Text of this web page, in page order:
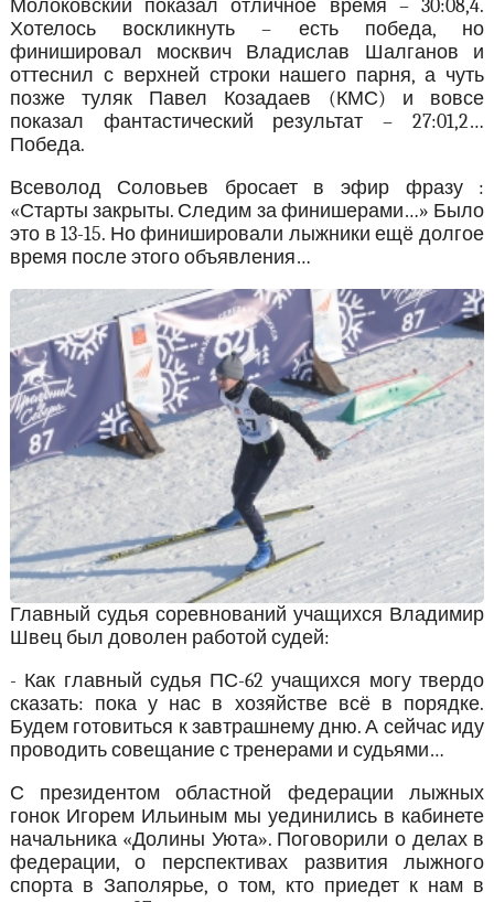
Молоковский показал отличное время – 30:08,4.
Хотелось воскликнуть – есть победа, но
финишировал москвич Владислав Шалганов и
оттеснил с верхней строки нашего парня, а чуть
позже туляк Павел Козадаев (КМС) и вовсе
показал фантастический результат – 27:01,2…
Победа.
Всеволод Соловьев бросает в эфир фразу :
«Старты закрыты. Следим за финишерами…» Было
это в 13-15. Но финишировали лыжники ещё долгое
время после этого объявления…
Главный судья соревнований учащихся Владимир
Швец был доволен работой судей:
- Как главный судья ПС-62 учащихся могу твердо
сказать: пока у нас в хозяйстве всё в порядке.
Будем готовиться к завтрашнему дню. А сейчас иду
проводить совещание с тренерами и судьями…
С президентом областной федерации лыжных
гонок Игорем Ильиным мы уединились в кабинете
начальника «Долины Уюта». Поговорили о делах в
федерации, о перспективах развития лыжного
спорта в Заполярье, о том, кто приедет к нам в